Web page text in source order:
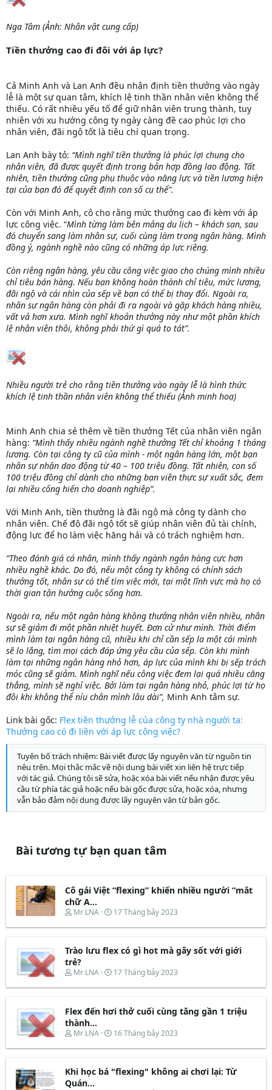
Nga Tâm (Ảnh: Nhân vật cung cấp)
Tiền thưởng cao đi đôi với áp lực?
Cả Minh Anh và Lan Anh đều nhận định tiền thưởng vào ngày
lễ là một sự quan tâm, khích lệ tinh thần nhân viên không thể
thiếu. Có rất nhiều yếu tố để giữ nhân viên trung thành, tuy
nhiên với xu hướng công ty ngày càng đề cao phúc lợi cho
nhân viên, đãi ngộ tốt là tiêu chí quan trọng.
Lan Anh bày tỏ: “Mình nghĩ tiền thưởng là phúc lợi chung cho
nhân viên, đã được quyết định trong bản hợp đồng lao động. Tất
nhiên, tiền thưởng cũng phụ thuộc vào năng lực và tiền lương hiện
tại của bạn đó để quyết định con số cụ thể”.
Còn với Minh Anh, cô cho rằng mức thưởng cao đi kèm với áp
lực công việc. “Mình từng làm bên mảng du lịch – khách sạn, sau
đó chuyển sang làm nhân sự, cuối cùng làm trong ngân hàng. Mình
đồng ý, ngành nghề nào cũng có những áp lực riêng.
Còn riêng ngân hàng, yêu cầu công việc giao cho chúng mình nhiều
chỉ tiêu bán hàng. Nếu bạn không hoàn thành chỉ tiêu, mức lương,
đãi ngộ và cái nhìn của sếp về bạn có thể bị thay đổi. Ngoài ra,
nhân sự ngân hàng còn phải đi ra ngoài và gặp khách hàng nhiều,
vất vả hơn xưa. Mình nghĩ khoản thưởng này như một phần khích
lệ nhân viên thôi, không phải thứ gì quá to tát”.
Nhiều người trẻ cho rằng tiền thưởng vào ngày lễ là hình thức
khích lệ tinh thần nhân viên không thể thiếu (Ảnh minh hoạ)
Minh Anh chia sẻ thêm về tiền thưởng Tết của nhân viên ngân
hàng: “Mình thấy nhiều ngành nghề thưởng Tết chỉ khoảng 1 tháng
lương. Còn tại công ty cũ của mình - một ngân hàng lớn, một bạn
nhân sự nhận dao động từ 40 – 100 triệu đồng. Tất nhiên, con số
100 triệu đồng chỉ dành cho những bạn viên thực sự xuất sắc, đem
lại nhiều cống hiến cho doanh nghiệp”.
Với Minh Anh, tiền thưởng là đãi ngộ mà công ty dành cho
nhân viên. Chế độ đãi ngộ tốt sẽ giúp nhân viên đủ tài chính,
động lực để họ làm việc hăng hái và có trách nghiệm hơn.
“Theo đánh giá cá nhân, mình thấy ngành ngân hàng cực hơn
nhiều nghề khác. Do đó, nếu một công ty không có chính sách
thưởng tốt, nhân sự có thể tìm việc mới, tại một lĩnh vực mà họ có
thời gian tận hưởng cuộc sống hơn.
Ngoài ra, nếu một ngân hàng không thưởng nhân viên nhiều, nhân
sự sẽ giảm đi một phần nhiệt huyết. Đơn cử như mình. Thời điểm
mình làm tại ngân hàng cũ, nhiều khi chỉ cần sếp la một cái mình
sẽ lo lắng, tìm mọi cách đáp ứng yêu cầu của sếp. Còn khi mình
làm tại những ngân hàng nhỏ hơn, áp lực của mình khi bị sếp trách
móc cũng sẽ giảm. Mình nghĩ nếu công việc đem lại quá nhiều căng
thẳng, mình sẽ nghỉ việc. Bởi làm tại ngân hàng nhỏ, phúc lợi từ họ
đôi khi không thể níu chân mình lâu dài”, Minh Anh tâm sự.
Link bài gốc: Flex tiền thưởng lễ của công ty nhà người ta:
Thưởng cao có đi liền với áp lực công việc?
Tuyên bố trách nhiệm: Bài viết được lấy nguyên văn từ nguồn tin
nêu trên. Mọi thắc mắc về nội dung bài viết xin liên hệ trực tiếp
với tác giả. Chúng tôi sẽ sửa, hoặc xóa bài viết nếu nhận được yêu
cầu từ phía tác giả hoặc nếu bài gốc được sửa, hoặc xóa, nhưng
vẫn bảo đảm nội dung được lấy nguyên văn từ bản gốc.
Bài tương tự bạn quan tâm
Cô gái Việt “flexing” khiến nhiều người “mắt
chữ A...
T
r
a
d
s
a
t
e
r
Mr LNA
N
à
b
t
ầ
17 Tháng bảy 2023
Trào lưu flex có gì hot mà gây sốt với giới
trẻ?
T
r
a
d
s
a
t
Mr LNA
N
à
b
t
ầ
17 Tháng bảy 2023
Flex đến hơi thở cuối cùng tăng gần 1 triệu
thành...
T
r
a
d
Mr LNA
N
à
b
16 Tháng bảy 2023
Khi học bá "flexing" không ai chơi lại: Từ
Quán...